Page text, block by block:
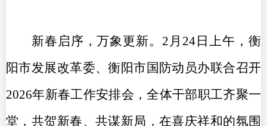
新春启序，万象更新。2月24日上午，衡
阳市发展改革委、衡阳市国防动员办联合召开
2026年新春工作安排会，全体干部职工齐聚一
堂，共贺新春、共谋新局，在喜庆祥和的氛围